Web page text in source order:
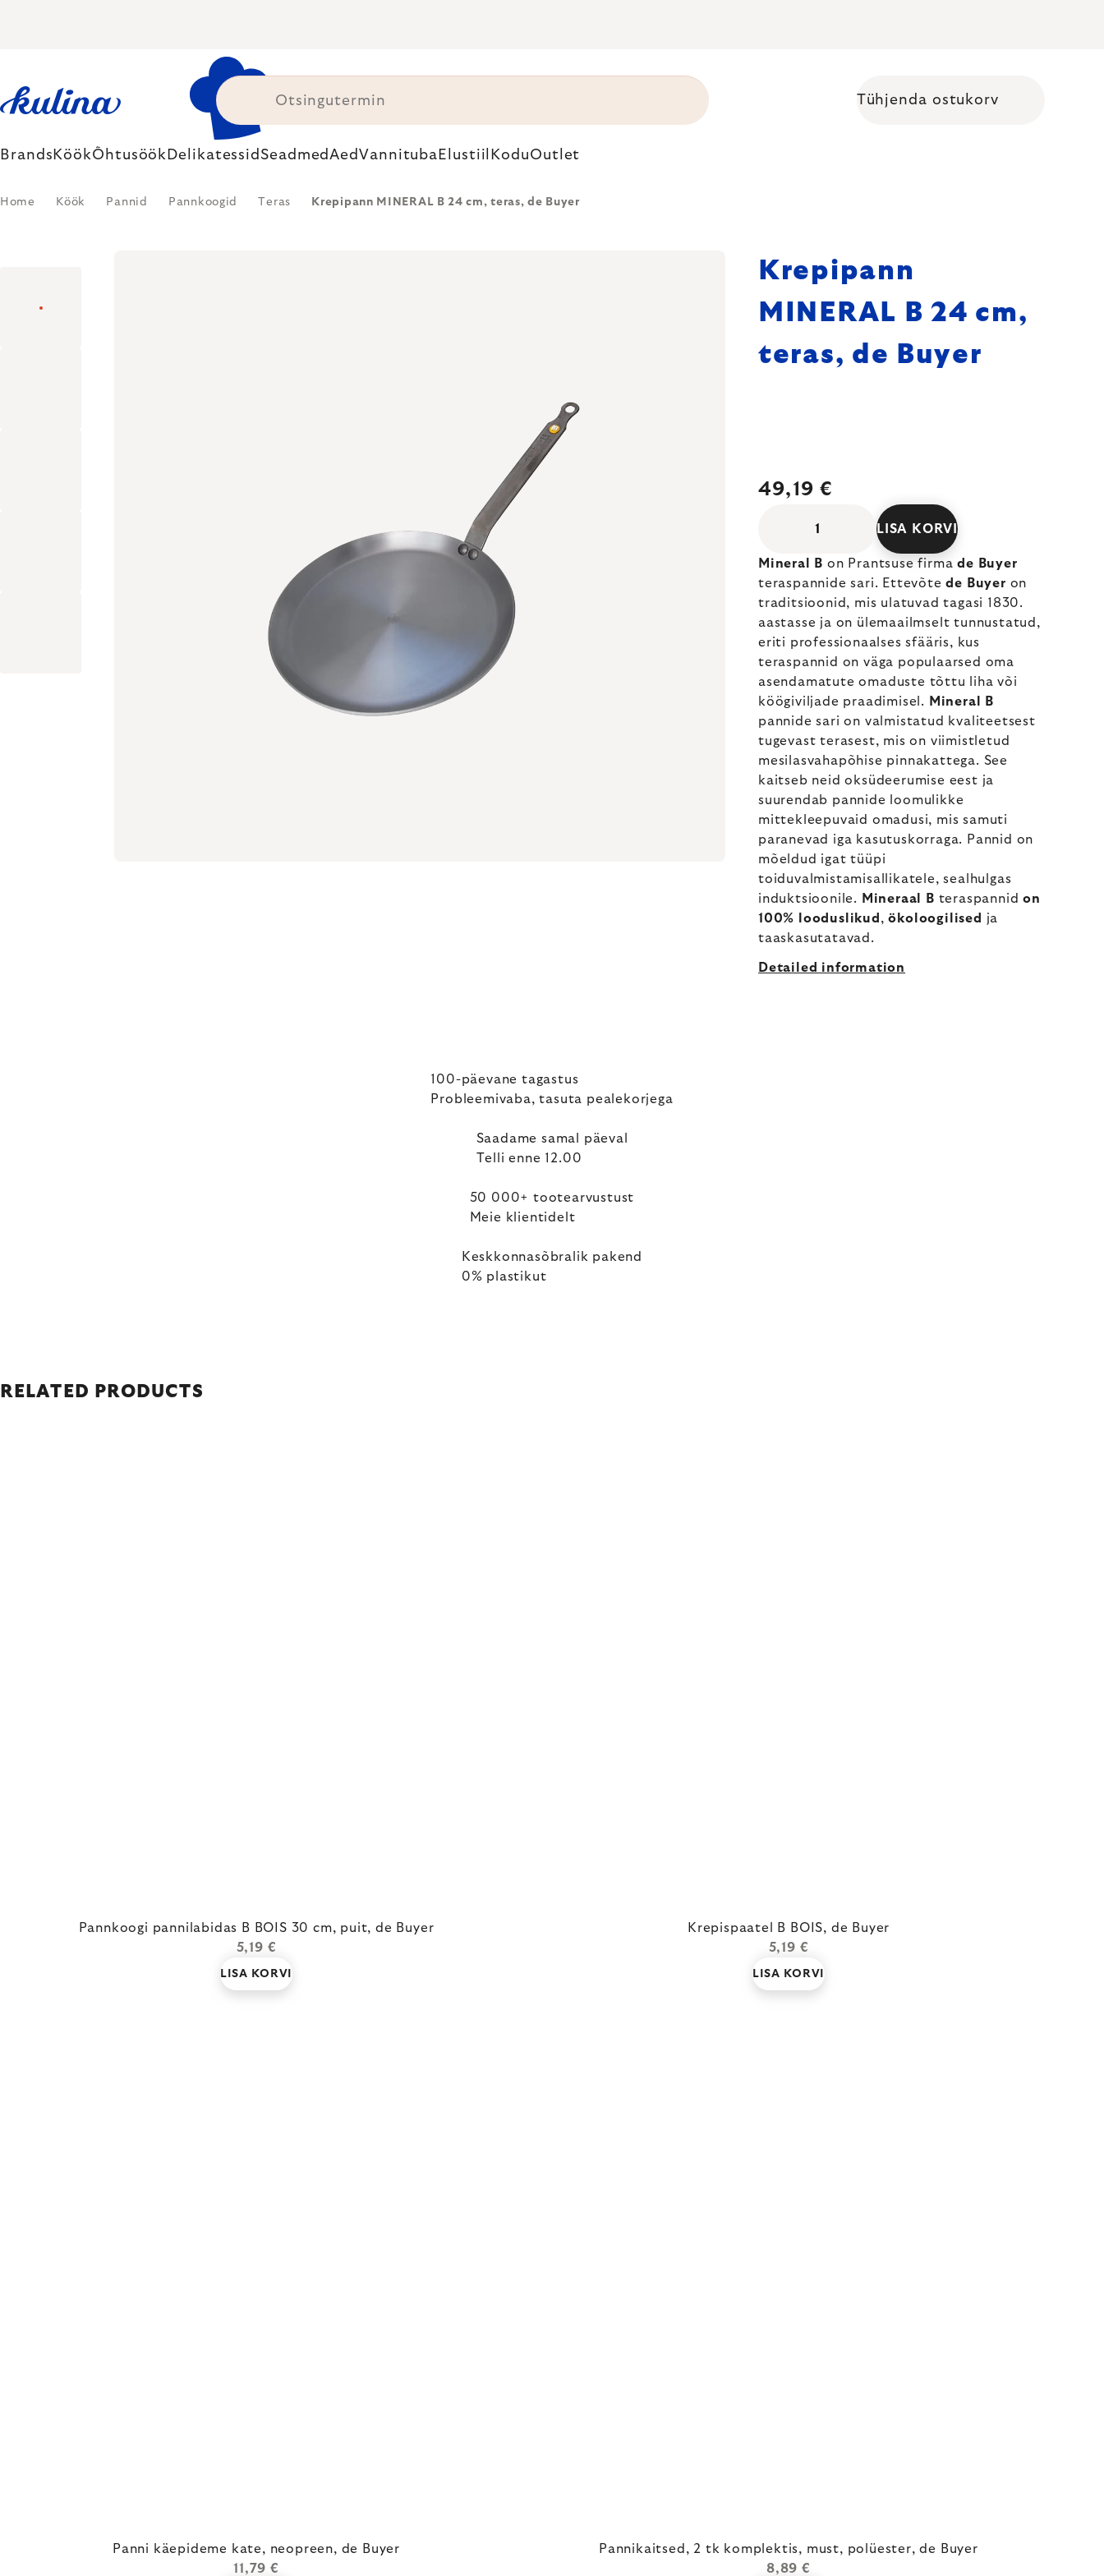
Tühjenda ostukorv
Brands KöökÕhtusöök Delikatessid SeadmedAedVannituba Elustiil KoduOutlet
Home Köök Pannid Pannkoogid Teras Krepipann MINERAL B 24 cm, teras, de Buyer
Krepipann
MINERAL B 24 cm,
teras, de Buyer
49,19 €
LISA KORVI
Mineral B on Prantsuse firmade Buyer
teraspannide sari. Ettevõtede Buyer on
traditsioonid, mis ulatuvad tagasi 1830.
aastasse ja on ülemaailmselt tunnustatud,
eriti professionaalses sfääris, kus
teraspannid on väga populaarsed oma
asendamatute omaduste tõttu liha või
köögiviljade praadimisel.
Mineral B
pannide sari on valmistatud kvaliteetsest
tugevast terasest, mis on viimistletud
mesilasvahapõhise pinnakattega. See
kaitseb neid oksüdeerumise eest ja
suurendab pannide loomulikke
mittekleepuvaid omadusi, mis samuti
paranevad iga kasutuskorraga. Pannid on
mõeldud igat tüüpi
toiduvalmistamisallikatele, sealhulgas
induktsioonile.
Mineraal B teraspannidon
100% looduslikud ,ökoloogilised
ja
taaskasutatavad.
Detailed information
100-päevane tagastus
Probleemivaba, tasuta pealekorjega
Saadame samal päeval
Telli enne 12.00
50 000+ tootearvustust
Meie klientidelt
Keskkonnasõbralik pakend
0% plastikut
RELATED PRODUCTS
Pannkoogi pannilabidas B BOIS 30 cm, puit, de Buyer
5,19 €
LISA KORVI
Krepispaatel B BOIS, de Buyer
5,19 €
LISA KORVI
Panni käepideme kate, neopreen, de Buyer
11,79 €
Pannikaitsed, 2 tk komplektis, must, polüester, de Buyer
8,89 €